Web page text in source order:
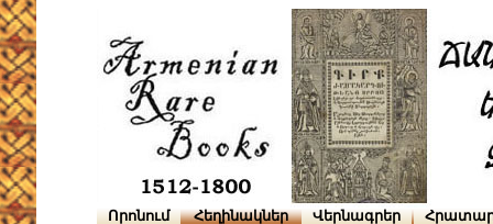
Որոնում Հեղինակներ Վերնագրեր